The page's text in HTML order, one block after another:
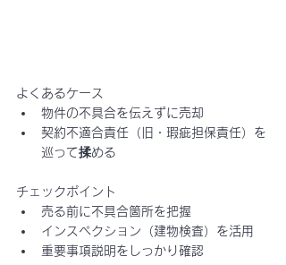
よくあるケース
物件の不具合を伝えずに売却
契約不適合責任（旧・瑕疵担保責任）を
巡って揉める
チェックポイント
売る前に不具合箇所を把握
インスペクション（建物検査）を活用
重要事項説明をしっかり確認